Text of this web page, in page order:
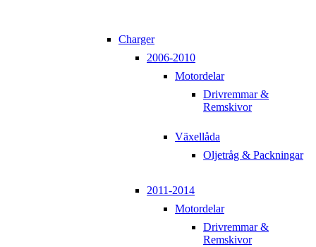
Charger
2006-2010
Motordelar
Drivremmar &
Remskivor
Växellåda
Oljetråg & Packningar
2011-2014
Motordelar
Drivremmar &
Remskivor